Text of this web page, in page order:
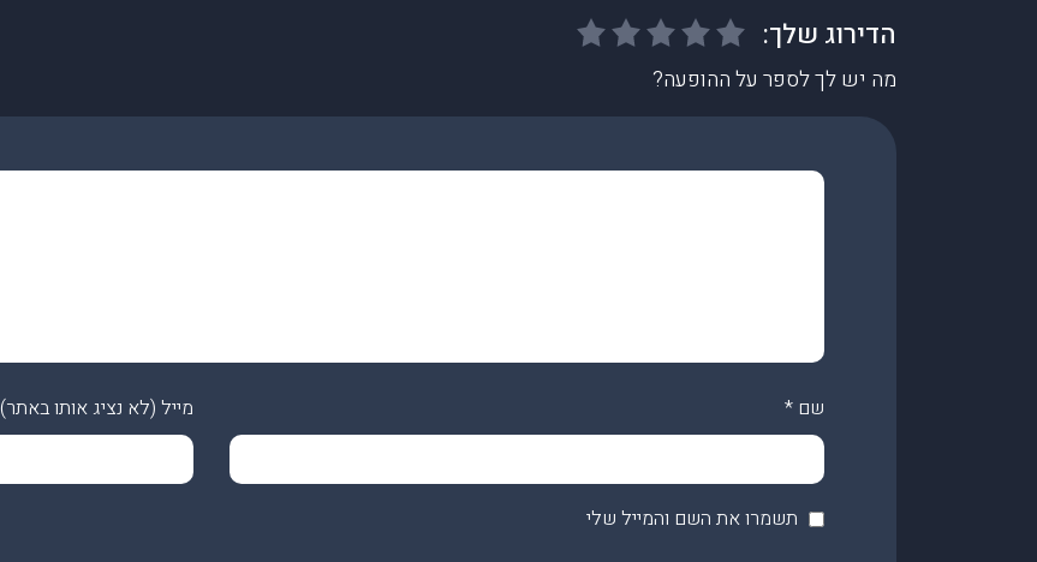
מה יש לך לספר על ההופעה?
שם * מייל (לא נציג אותו באתר)
תשמרו את השם והמייל שלי